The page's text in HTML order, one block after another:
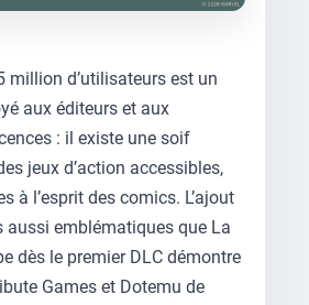
million d’utilisateurs est un
aux éditeurs et aux
: il existe une soif
jeux d’action accessibles,
à l’esprit des comics. L’ajout
aussi emblématiques que La
dès le premier DLC démontre
Games et Dotemu de